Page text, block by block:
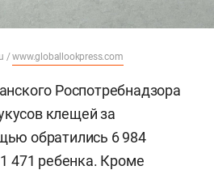
/www.globallookpress.com
Роспотребнадзора
клещей за
обратились 6 984
471 ребенка. Кроме